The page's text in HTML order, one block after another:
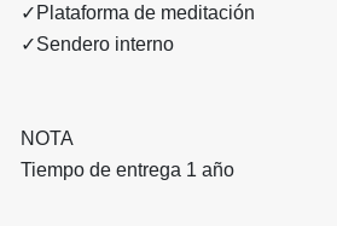
✓Plataforma de meditación
✓Sendero interno
NOTA
Tiempo de entrega 1 año